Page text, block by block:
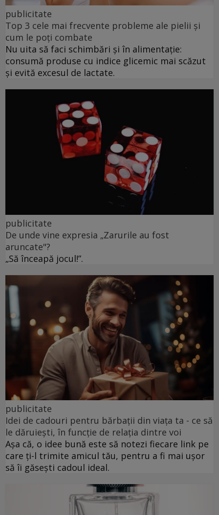
publicitate
Top 3 cele mai frecvente probleme ale pielii și
cum le poți combate
Nu uita să faci schimbări și în alimentație:
consumă produse cu indice glicemic mai scăzut
și evită excesul de lactate.
publicitate
De unde vine expresia „Zarurile au fost
aruncate"?
„Să înceapă jocul!”.
publicitate
Idei de cadouri pentru bărbații din viața ta - ce să
le dăruiești, în funcție de relația dintre voi
Așa că, o idee bună este să notezi fiecare link pe
care ți-l trimite amicul tău, pentru a fi mai ușor
să îi găsești cadoul ideal.